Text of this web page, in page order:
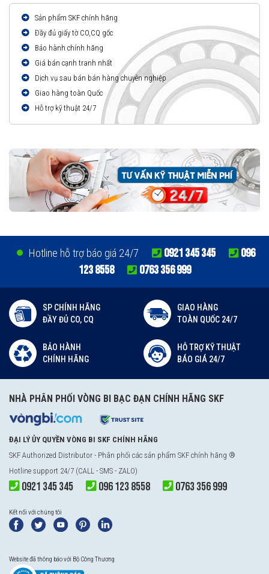
Sản phẩm SKF chính hãng
Đầy đủ giấy tờ CO,CQ gốc
Bảo hành chính hãng
Giá bán cạnh tranh nhất
Dịch vụ sau bán bán hàng chuyên nghiệp
Giao hàng toàn Quốc
Hỗ trợ kỹ thuật 24/7
Hotline hỗ trợ báo giá 24/7 0921 345 345
096
123 8558
0763 356 999
SP CHÍNH HÃNG
ĐẦY ĐỦ CO, CQ
GIAO HÀNG
TOÀN QUỐC 24/7
BẢO HÀNH
CHÍNH HÃNG
HỖ TRỢ KỸ THUẬT
BÁO GIÁ 24/7
NHÀ PHÂN PHỐI VÒNG BI BẠC ĐẠN CHÍNH HÃNG SKF
ĐẠI LÝ ỦY QUYỀN VÒNG BI SKF CHÍNH HÃNG
SKF Authorized Distributor - Phân phối các sản phẩm SKF chính hãng ®
Hotline support 24/7 (CALL - SMS - ZALO)
0921 345 345 096 123 8558 0763 356 999
Kết nối với chúng tôi
Website đã thông báo với Bộ Công Thương